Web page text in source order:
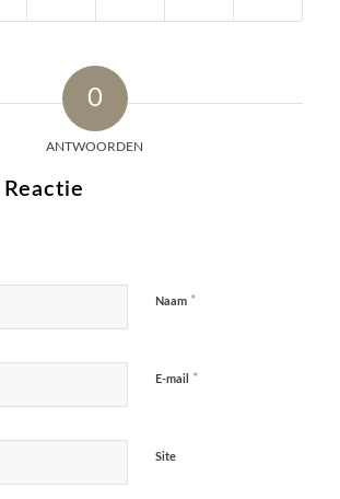
0
ANTWOORDEN
Naam *
E-mail *
Site